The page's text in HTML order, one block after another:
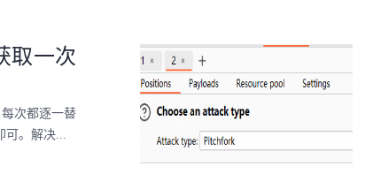
取一次
次都逐一替
可。解决...